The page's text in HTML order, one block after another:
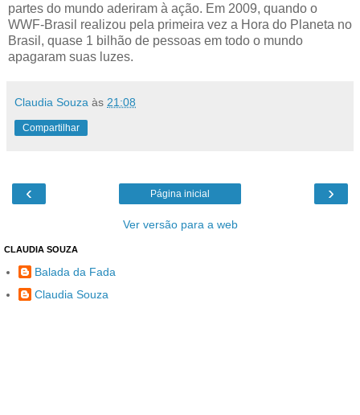
partes do mundo aderiram à ação. Em 2009, quando o
WWF-Brasil realizou pela primeira vez a Hora do Planeta no
Brasil, quase 1 bilhão de pessoas em todo o mundo
apagaram suas luzes.
Claudia Souza às 21:08
Compartilhar
‹ ›
Página inicial
Ver versão para a web
CLAUDIA SOUZA
Balada da Fada
Claudia Souza